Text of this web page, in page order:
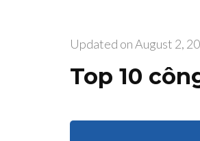
Updated onAugust 2,
Top 10